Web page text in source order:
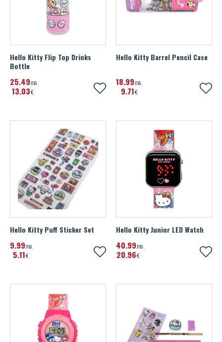
Hello Kitty Flip Top Drinks
Bottle
25 49лв.
13 03€
Hello Kitty Barrel Pencil Case
18 99лв.
9 71€
Hello Kitty Puff Sticker Set
9 99лв.
5 11€
Hello Kitty Junior LED Watch
40 99лв.
20 96€